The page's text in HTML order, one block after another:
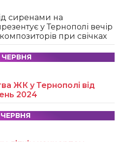
сиренами на
у Тернополі вечір
при свічках
ЧЕРВНЯ
ЖК у Тернополі від
2024